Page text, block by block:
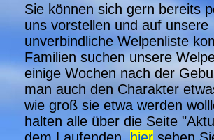
Sie können sich gern bereits
uns vorstellen und auf unsere
unverbindliche Welpenliste
Familien suchen unsere
einige Wochen nach der
man auch den Charakter
wie groß sie etwa werden
halten alle über die Seite
dem Laufenden, hier sehen